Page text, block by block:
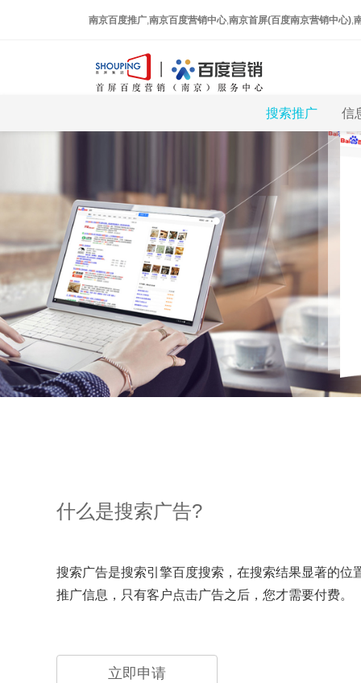
南京百度推广,南京百度营销中心,南京首屏(百度南京营销中心),
搜索推广 信
什么是搜索广告?
搜索广告是搜索引擎百度搜索，在搜索结果显著的位
推广信息，只有客户点击广告之后，您才需要付费。
立即申请